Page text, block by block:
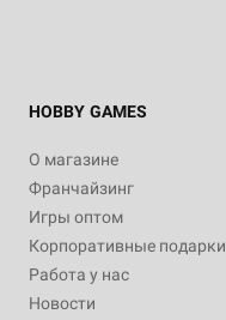
HOBBY GAMES
О магазине
Франчайзинг
Игры оптом
Корпоративные подарки
Работа у нас
Новости